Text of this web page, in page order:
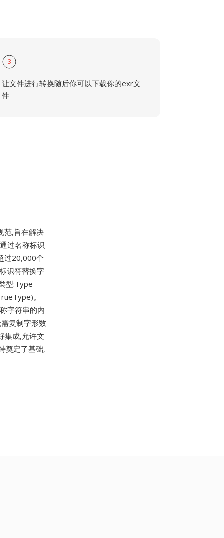
3
让文件进行转换随后你可以下载你的exr文
件
范,旨在解决
过名称标识
过20,000个
识符替换字
型:Type
。
字符串的内
复制字形数
集成,允许文
奠定了基础,